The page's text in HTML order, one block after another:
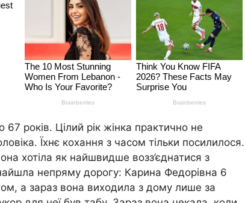
років. Цілий рік жінка практично не
Їхнє кохання з часом тільки посилилося.
хотіла як найшвидше возз’єднатися з
непряму дорогу: Карина Федорівна 6
а зараз вона виходила з дому лише за